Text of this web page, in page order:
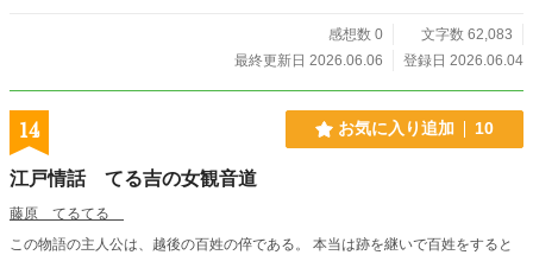
感想数 0
文字数 62,083
最終更新日 2026.06.06
登録日 2026.06.04
14 お気に入り追加 10
江戸情話 てる吉の女観音道
藤原 てるてる
この物語の主人公は、越後の百姓の倅である。 本当は跡を継いで百姓をすると